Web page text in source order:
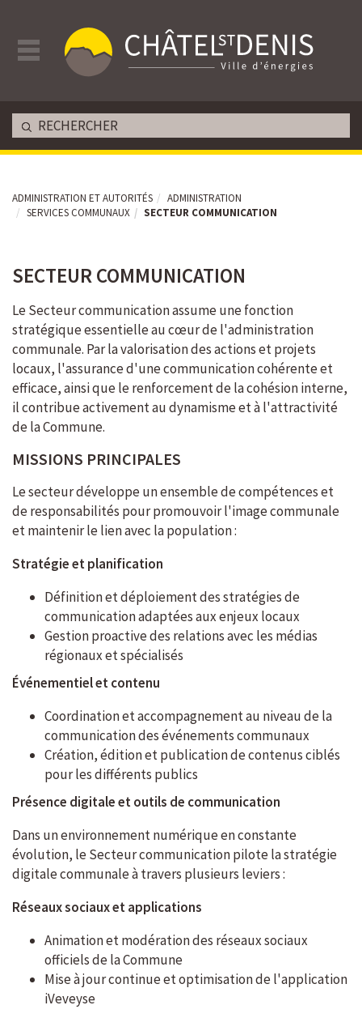
ADMINISTRATION ET AUTORITÉS
ADMINISTRATION
SERVICES COMMUNAUX
SECTEUR COMMUNICATION
SECTEUR COMMUNICATION
Le Secteur communication assume une fonction
stratégique essentielle au cœur de l'administration
communale. Par la valorisation des actions et projets
locaux, l'assurance d'une communication cohérente et
efficace, ainsi que le renforcement de la cohésion interne,
il contribue activement au dynamisme et à l'attractivité
de la Commune.
MISSIONS PRINCIPALES
Le secteur développe un ensemble de compétences et
de responsabilités pour promouvoir l'image communale
et maintenir le lien avec la population :
Stratégie et planification
Définition et déploiement des stratégies de
communication adaptées aux enjeux locaux
Gestion proactive des relations avec les médias
régionaux et spécialisés
Événementiel et contenu
Coordination et accompagnement au niveau de la
communication des événements communaux
Création, édition et publication de contenus ciblés
pour les différents publics
Présence digitale et outils de communication
Dans un environnement numérique en constante
évolution, le Secteur communication pilote la stratégie
digitale communale à travers plusieurs leviers :
Réseaux sociaux et applications
Animation et modération des réseaux sociaux
officiels de la Commune
Mise à jour continue et optimisation de l'application
iVeveyse